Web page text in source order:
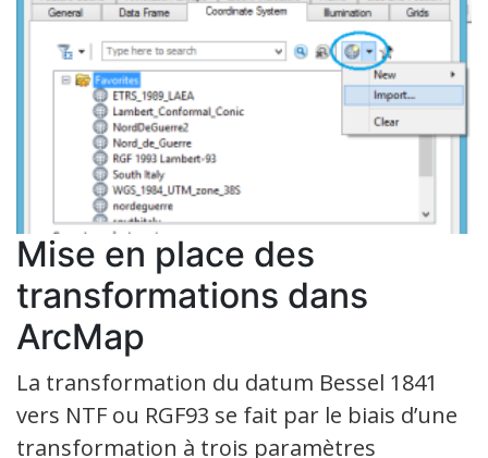
Mise en place des
transformations dans
ArcMap
La transformation du datum Bessel 1841
vers NTF ou RGF93 se fait par le biais d’une
transformation à trois paramètres